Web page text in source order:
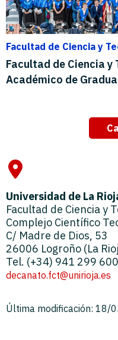
Facultad de Ciencia y
Facultad de Ciencia
Académico de
Universidad de La
Facultad de Ciencia y
Complejo Científico
C/ Madre de Dios, 53
26006 Logroño (La
Tel. (+34) 941 299
decanato.fct@unirioja.es
Última modificación: 18/